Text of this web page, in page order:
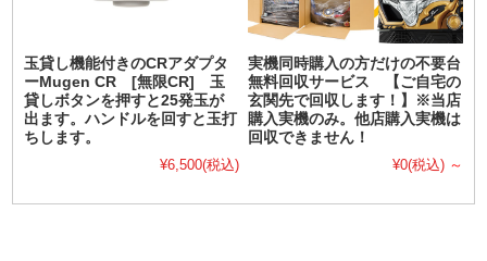
玉貸し機能付きのCRアダプタ
ーMugen CR [無限CR] 玉
貸しボタンを押すと25発玉が
出ます。ハンドルを回すと玉打
ちします。
¥6,500(税込)
実機同時購入の方だけの不要台
無料回収サービス 【ご自宅の
玄関先で回収します！】※当店
購入実機のみ。他店購入実機は
回収できません！
¥0(税込) ～